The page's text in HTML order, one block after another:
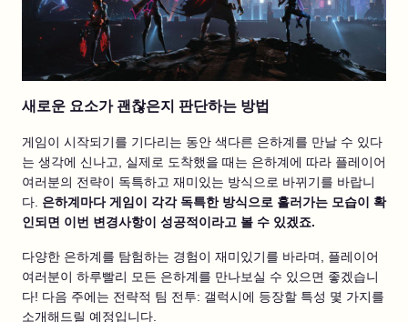
새로운 요소가 괜찮은지 판단하는 방법
게임이 시작되기를 기다리는 동안 색다른 은하계를 만날 수 있다
는 생각에 신나고, 실제로 도착했을 때는 은하계에 따라 플레이어
여러분의 전략이 독특하고 재미있는 방식으로 바뀌기를 바랍니
다. 은하계마다 게임이 각각 독특한 방식으로 흘러가는 모습이 확
인되면 이번 변경사항이 성공적이라고 볼 수 있겠죠.
다양한 은하계를 탐험하는 경험이 재미있기를 바라며, 플레이어
여러분이 하루빨리 모든 은하계를 만나보실 수 있으면 좋겠습니
다! 다음 주에는 전략적 팀 전투: 갤럭시에 등장할 특성 몇 가지를
소개해드릴 예정입니다.